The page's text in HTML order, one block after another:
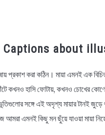
Captions about
প্রকাশ করা কঠিন। মায়া এমনই এক
কখনও হাসি ফোটায়, কখনও চোখের
সঙ্গে এই অদৃশ্য মায়ার টানই
আমরা এমনই কিছু মন ছুঁয়ে যাওয়া মায়া